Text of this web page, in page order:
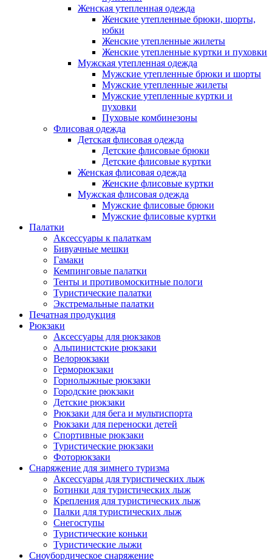
Женская утепленная одежда
Женские утепленные брюки, шорты,
юбки
Женские утепленные жилеты
Женские утепленные куртки и пуховки
Мужская утепленная одежда
Мужские утепленные брюки и шорты
Мужские утепленные жилеты
Мужские утепленные куртки и
пуховки
Пуховые комбинезоны
Флисовая одежда
Детская флисовая одежда
Детские флисовые брюки
Детские флисовые куртки
Женская флисовая одежда
Женские флисовые куртки
Мужская флисовая одежда
Мужские флисовые брюки
Мужские флисовые куртки
Палатки
Аксессуары к палаткам
Бивуачные мешки
Гамаки
Кемпинговые палатки
Тенты и противомоскитные пологи
Туристические палатки
Экстремальные палатки
Печатная продукция
Рюкзаки
Аксессуары для рюкзаков
Альпинистские рюкзаки
Велорюкзаки
Герморюкзаки
Горнолыжные рюкзаки
Городские рюкзаки
Детские рюкзаки
Рюкзаки для бега и мультиспорта
Рюкзаки для переноски детей
Спортивные рюкзаки
Туристические рюкзаки
Фоторюкзаки
Снаряжение для зимнего туризма
Аксессуары для туристических лыж
Ботинки для туристических лыж
Крепления для туристических лыж
Палки для туристических лыж
Снегоступы
Туристические коньки
Туристические лыжи
Сноубордическое снаряжение